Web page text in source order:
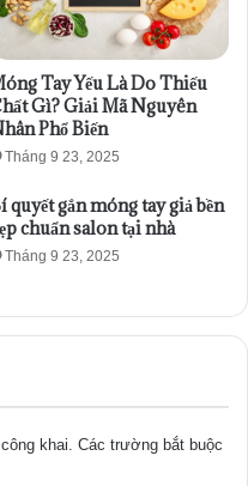
Tay Yếu Là Do Thiếu
Gì? Giải Mã Nguyên
Phổ Biến
Tháng 9 23, 2025
quyết gắn móng tay giả bền
chuẩn salon tại nhà
Tháng 9 23, 2025
khai. Các trường bắt buộc